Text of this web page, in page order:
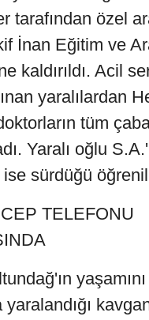
tarafından özel
İnan Eğitim ve
kaldırıldı. Acil
yaralılardan
tüm
Yaralı oğlu
sürdüğü
TELEFONU